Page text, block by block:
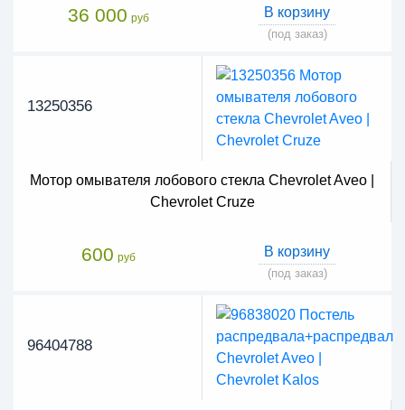
36 000 руб В корзину
(под заказ)
13250356
Мотор омывателя лобового стекла Chevrolet Aveo |
Chevrolet Cruze
600 руб В корзину
(под заказ)
96404788